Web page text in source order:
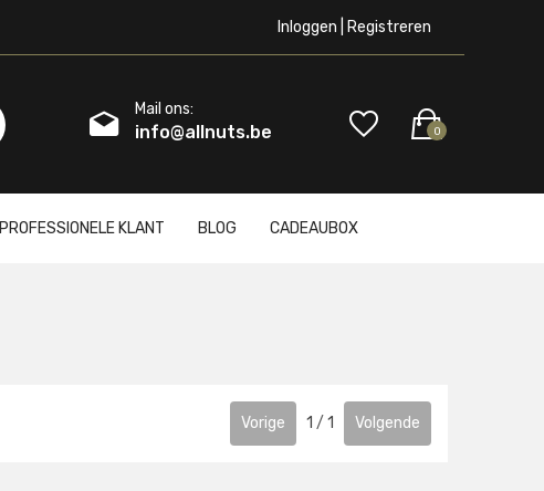
Inloggen | Registreren
Mail ons:
info@allnuts.be 0
PROFESSIONELE KLANT BLOG CADEAUBOX
Vorige 1 / 1 Volgende